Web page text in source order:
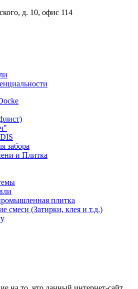
д. 10, офис 114
забора
и Плитка
плитка
смеси (Затирки, клея и т.д.)